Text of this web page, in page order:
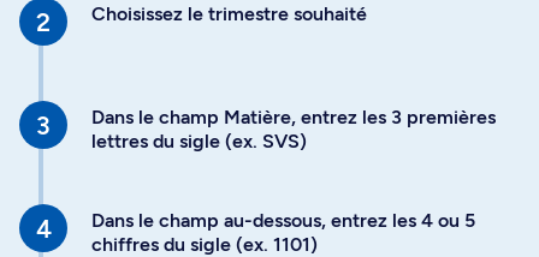
Choisissez le trimestre souhaité
Dans le champ Matière, entrez les 3 premières
lettres du sigle (ex. SVS)
Dans le champ au-dessous, entrez les 4 ou 5
chiffres du sigle (ex. 1101)